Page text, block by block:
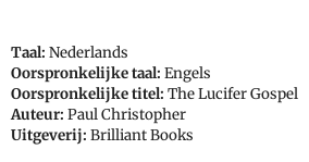
Taal: Nederlands
Oorspronkelijke taal: Engels
Oorspronkelijke titel: The Lucifer Gospel
Auteur: Paul Christopher
Uitgeverij: Brilliant Books